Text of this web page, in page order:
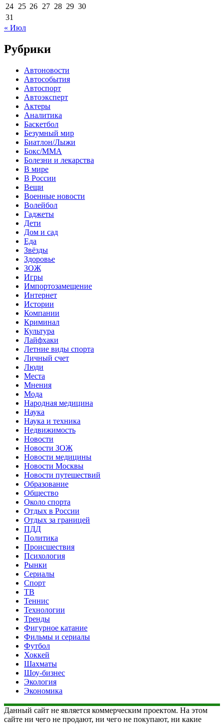
24 25 26 27 28 29 30
31
« Июл
Рубрики
Автоновости
Автособытия
Автоспорт
Автоэксперт
Актеры
Аналитика
Баскетбол
Безумный мир
Биатлон/Лыжи
Бокс/MMA
Болезни и лекарства
В мире
В России
Вещи
Военные новости
Волейбол
Гаджеты
Дети
Дом и сад
Еда
Звёзды
Здоровье
ЗОЖ
Игры
Импортозамещение
Интернет
Истории
Компании
Криминал
Культура
Лайфхаки
Летние виды спорта
Личный счет
Люди
Места
Мнения
Мода
Народная медицина
Наука
Наука и техника
Недвижимость
Новости
Новости ЗОЖ
Новости медицины
Новости Москвы
Новости путешествий
Образование
Общество
Около спорта
Отдых в России
Отдых за границей
ПДД
Политика
Происшествия
Психология
Рынки
Сериалы
Спорт
ТВ
Теннис
Технологии
Тренды
Фигурное катание
Фильмы и сериалы
Футбол
Хоккей
Шахматы
Шоу-бизнес
Экология
Экономика
Данный сайт не является коммерческим проектом. На этом
сайте ни чего не продают, ни чего не покупают, ни какие